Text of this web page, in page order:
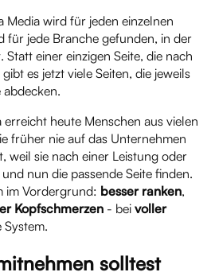
Media wird für jeden einzelnen
für jede Branche gefunden, in der
einer einzigen Seite, die nach
es jetzt viele Seiten, die jeweils
erreicht heute Menschen aus vielen
früher nie auf das Unternehmen
weil sie nach einer Leistung oder
nun die passende Seite finden.
im Vordergrund: besser ranken,
Kopfschmerzen - bei voller
System.
solltest